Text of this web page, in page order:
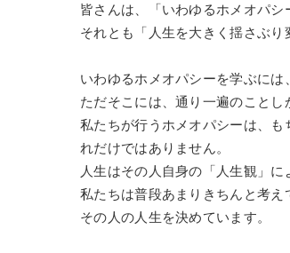
皆さんは、「いわゆるホメオパシ
それとも「人生を大きく揺さぶ
いわゆるホメオパシーを学ぶには
ただそこには、通り一遍のことし
私たちが行うホメオパシーは、
れだけではありません。
人生はその人自身の「人生観」
私たちは普段あまりきちんと考
その人の人生を決めています。